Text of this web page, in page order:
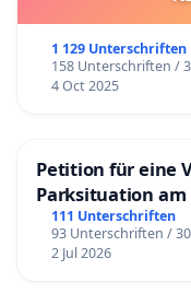
1 129 Unterschriften
158 Unterschriften /
4 Oct 2025
Petition für eine
Parksituation
111 Unterschriften
93 Unterschriften /
2 Jul 2026